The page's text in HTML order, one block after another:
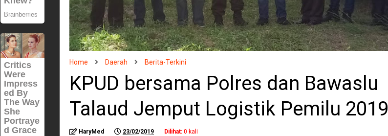
Home Daerah Berita-Terkini
KPUD bersama Polres dan Bawaslu
Talaud Jemput Logistik Pemilu 2019
HaryMed 23/02/2019 Dilihat: 0 kali